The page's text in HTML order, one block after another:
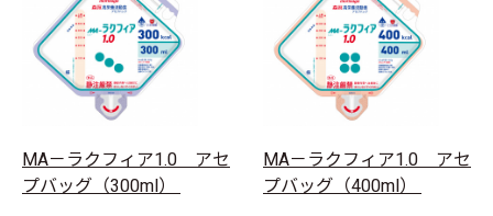
MA－ラクフィア1.0 アセ
プバッグ（300ml）
MA－ラクフィア1.0 アセ
プバッグ（400ml）